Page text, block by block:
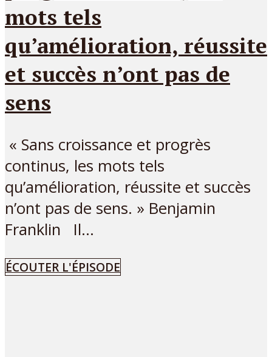
mots tels
qu’amélioration, réussite
et succès n’ont pas de
sens
« Sans croissance et progrès
continus, les mots tels
qu’amélioration, réussite et succès
n’ont pas de sens. » Benjamin
Franklin Il...
ÉCOUTER L'ÉPISODE